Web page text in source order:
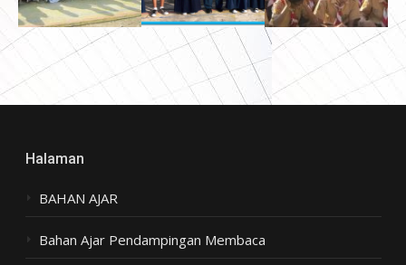
Halaman
BAHAN AJAR
Bahan Ajar Pendampingan Membaca